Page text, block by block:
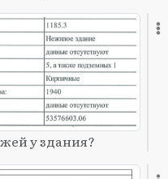
у здания?